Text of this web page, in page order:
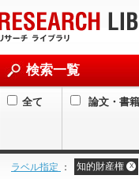
検索一覧
全て 論文・書籍
ラベル指定 ： 知的財産権 X